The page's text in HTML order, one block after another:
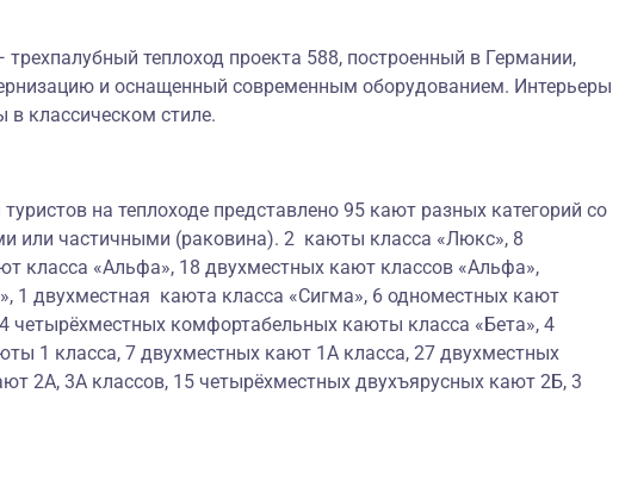
теплоход проекта 588, построенный в Германии,
и оснащенный современным оборудованием. Интерьеры
в классическом стиле.
на теплоходе представлено 95 кают разных категорий со
или частичными (раковина). 2 каюты класса «Люкс», 8
класса «Альфа», 18 двухместных кают классов «Альфа»,
1 двухместная каюта класса «Сигма», 6 одноместных кают
четырёхместных комфортабельных каюты класса «Бета», 4
1 класса, 7 двухместных кают 1А класса, 27 двухместных
2А, 3А классов, 15 четырёхместных двухъярусных кают 2Б, 3